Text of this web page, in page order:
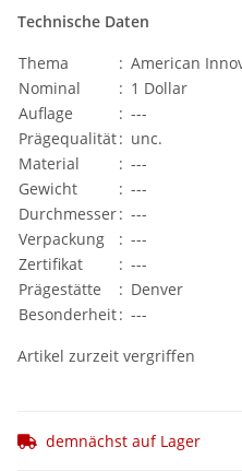
Technische Daten
Thema
: American
Nominal
: 1 Dollar
Auflage
: ---
Prägequalität: unc.
Material
: ---
Gewicht
: ---
Durchmesser: ---
Verpackung
: ---
Zertifikat
: ---
Prägestätte
: Denver
Besonderheit: ---
Artikel zurzeit vergriffen
demnächst auf Lager